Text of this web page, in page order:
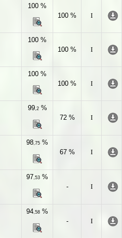
100 %
100 %
I
100 %
100 %
I
100 %
100 %
I
99,2%
72 %
I
98,75 %
67 %
I
97,53 %
-
I
94,58 %
-
I